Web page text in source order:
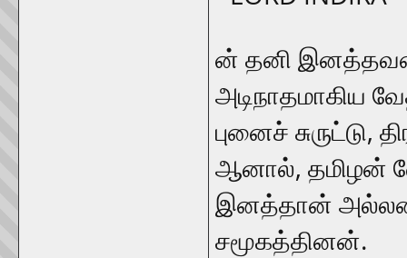
ன் தனி
அடிநாதமாகிய
புனைச் சுருட்டு,
ஆனால், தமிழன்
இனத்தான்
சமூகத்தினன்.